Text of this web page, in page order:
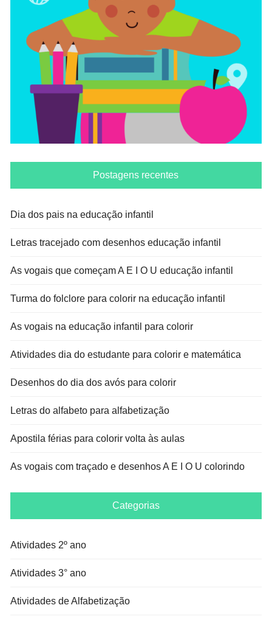
Postagens recentes
Dia dos pais na educação infantil
Letras tracejado com desenhos educação infantil
As vogais que começam A E I O U educação infantil
Turma do folclore para colorir na educação infantil
As vogais na educação infantil para colorir
Atividades dia do estudante para colorir e matemática
Desenhos do dia dos avós para colorir
Letras do alfabeto para alfabetização
Apostila férias para colorir volta às aulas
As vogais com traçado e desenhos A E I O U colorindo
Categorias
Atividades 2º ano
Atividades 3° ano
Atividades de Alfabetização